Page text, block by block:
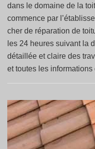
dans le domaine de la
commence par
cher de réparation de
les 24 heures suivant la
détaillée et claire des
et toutes les